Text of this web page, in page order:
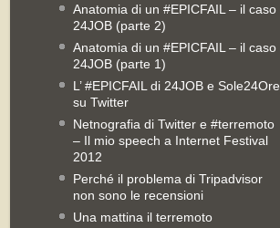
Anatomia di un #EPICFAIL – il caso
24JOB (parte 2)
Anatomia di un #EPICFAIL – il caso
24JOB (parte 1)
L’ #EPICFAIL di 24JOB e Sole24Ore
su Twitter
Netnografia di Twitter e #terremoto
– Il mio speech a Internet Festival
2012
Perché il problema di Tripadvisor
non sono le recensioni
Una mattina il terremoto